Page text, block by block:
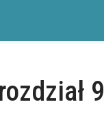
9